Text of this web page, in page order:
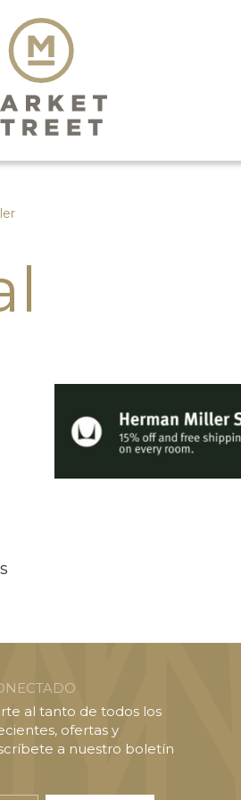
al tanto de todos los
ofertas y
a nuestro boletín